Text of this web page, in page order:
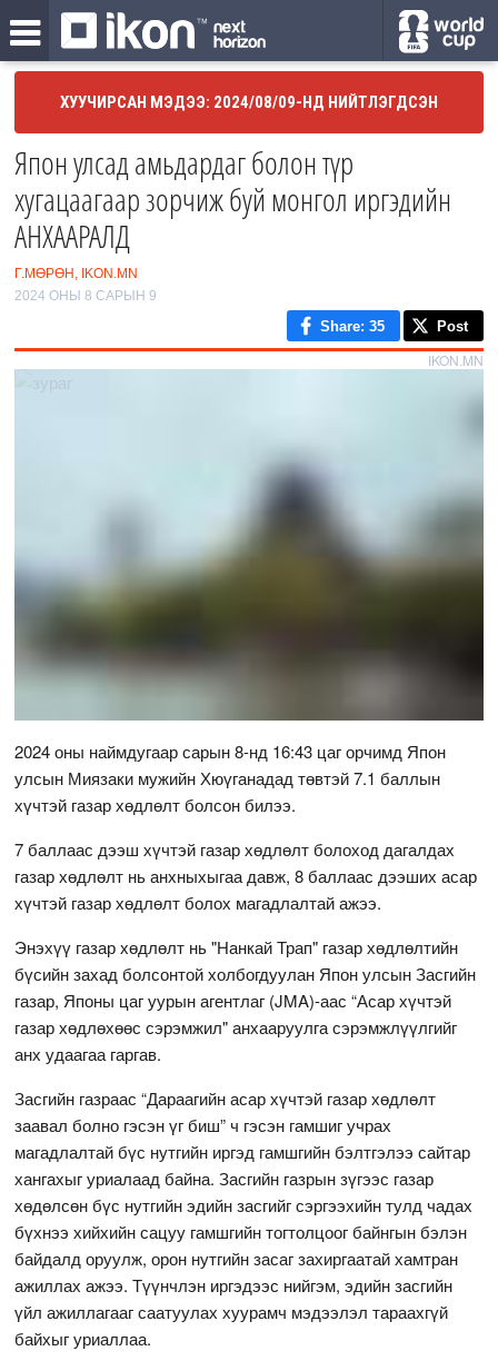
ХУУЧИРСАН МЭДЭЭ: 2024/08/09-НД НИЙТЛЭГДСЭН
Япон улсад амьдардаг болон түр
хугацаагаар зорчиж буй монгол иргэдийн
АНХААРАЛД
Г.МӨРӨН, IKON.MN
2024 ОНЫ 8 САРЫН 9
Share: 35 Post
IKON.MN
2024 оны наймдугаар сарын 8-нд 16:43 цаг орчимд Япон
улсын Миязаки мужийн Хюүганадад төвтэй 7.1 баллын
хүчтэй газар хөдлөлт болсон билээ.
7 баллаас дээш хүчтэй газар хөдлөлт болоход дагалдах
газар хөдлөлт нь анхныхыгаа давж, 8 баллаас дээших асар
хүчтэй газар хөдлөлт болох магадлалтай ажээ.
Энэхүү газар хөдлөлт нь "Нанкай Трап" газар хөдлөлтийн
бүсийн захад болсонтой холбогдуулан Япон улсын Засгийн
газар, Японы цаг уурын агентлаг (JMA)-аас “Асар хүчтэй
газар хөдлөхөөс сэрэмжил" анхааруулга сэрэмжлүүлгийг
анх удаагаа гаргав.
Засгийн газраас “Дараагийн асар хүчтэй газар хөдлөлт
заавал болно гэсэн үг биш” ч гэсэн гамшиг учрах
магадлалтай бүс нутгийн иргэд гамшгийн бэлтгэлээ сайтар
хангахыг уриалаад байна. Засгийн газрын зүгээс газар
хөдөлсөн бүс нутгийн эдийн засгийг сэргээхийн тулд чадах
бүхнээ хийхийн сацуу гамшгийн тогтолцоог байнгын бэлэн
байдалд оруулж, орон нутгийн засаг захиргаатай хамтран
ажиллах ажээ. Түүнчлэн иргэдээс нийгэм, эдийн засгийн
үйл ажиллагааг саатуулах хуурамч мэдээлэл тараахгүй
байхыг уриаллаа.